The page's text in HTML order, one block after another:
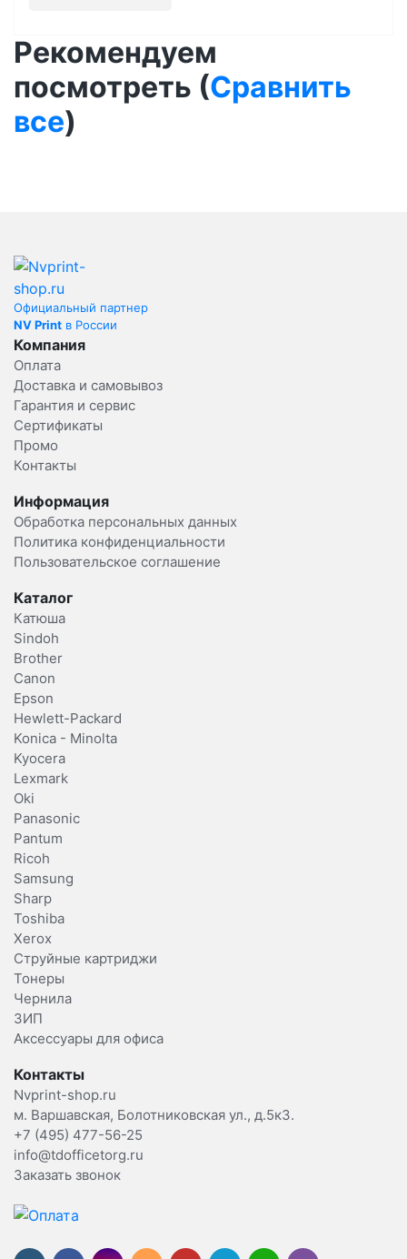
Рекомендуем
посмотреть (Сравнить
все)
Официальный партнер
NV Print в России
Компания
Оплата
Доставка и самовывоз
Гарантия и сервис
Сертификаты
Промо
Контакты
Информация
Обработка персональных данных
Политика конфиденциальности
Пользовательское соглашение
Каталог
Катюша
Sindoh
Brother
Canon
Epson
Hewlett-Packard
Konica - Minolta
Kyocera
Lexmark
Oki
Panasonic
Pantum
Ricoh
Samsung
Sharp
Toshiba
Xerox
Струйные картриджи
Тонеры
Чернила
ЗИП
Аксессуары для офиса
Контакты
Nvprint-shop.ru
м. Варшавская, Болотниковская ул., д.5к3.
+7 (495) 477-56-25
info@tdofficetorg.ru
Заказать звонок